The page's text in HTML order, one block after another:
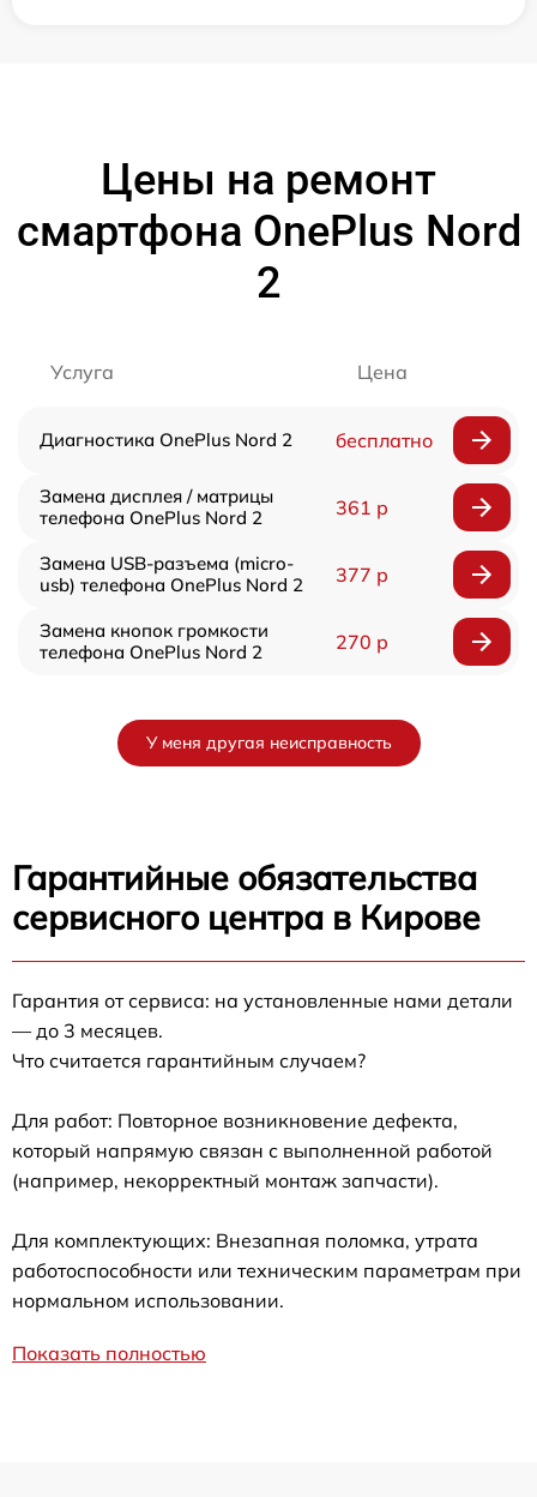
Цены на ремонт
смартфона OnePlus Nord
2
Услуга Цена
Диагностика OnePlus Nord 2 бесплатно
Замена дисплея / матрицы
телефона OnePlus Nord 2
361 р
Замена USB-разъема (micro-
usb) телефона OnePlus Nord 2
377 р
Замена кнопок громкости
телефона OnePlus Nord 2
270 р
У меня другая неисправность
Гарантийные обязательства
сервисного центра в Кирове
Гарантия от сервиса: на установленные нами детали
— до 3 месяцев.
Что считается гарантийным случаем?
Для работ: Повторное возникновение дефекта,
который напрямую связан с выполненной работой
(например, некорректный монтаж запчасти).
Для комплектующих: Внезапная поломка, утрата
работоспособности или техническим параметрам при
нормальном использовании.
Показать полностью